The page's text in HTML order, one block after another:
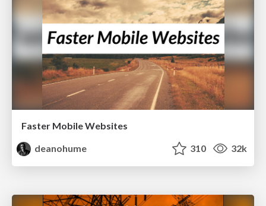
Faster Mobile Websites
deanohume
310 32k